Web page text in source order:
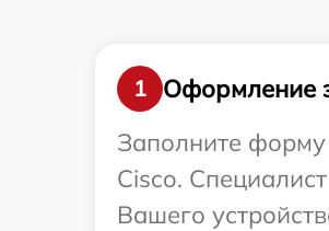
1
Оформление
Заполните форму
Cisco.
Вашего